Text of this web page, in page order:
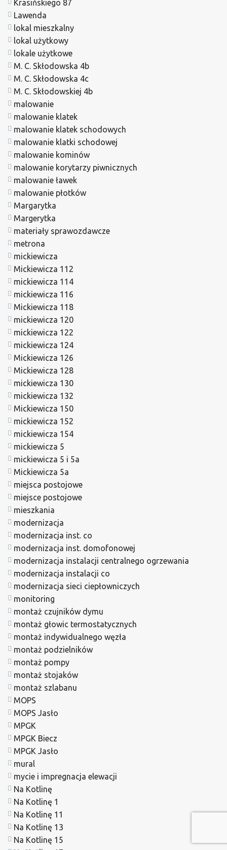
Krasińskiego 87
Lawenda
lokal mieszkalny
lokal użytkowy
lokale użytkowe
M. C. Skłodowska 4b
M. C. Skłodowska 4c
M. C. Skłodowskiej 4b
malowanie
malowanie klatek
malowanie klatek schodowych
malowanie klatki schodowej
malowanie kominów
malowanie korytarzy piwnicznych
malowanie ławek
malowanie płotków
Margarytka
Margerytka
materiały sprawozdawcze
metrona
mickiewicza
Mickiewicza 112
mickiewicza 114
mickiewicza 116
Mickiewicza 118
mickiewicza 120
mickiewicza 122
mickiewicza 124
Mickiewicza 126
Mickiewicza 128
mickiewicza 130
mickiewicza 132
Mickiewicza 150
mickiewicza 152
mickiewicza 154
mickiewicza 5
mickiewicza 5 i 5a
Mickiewicza 5a
miejsca postojowe
miejsce postojowe
mieszkania
modernizacja
modernizacja inst. co
modernizacja inst. domofonowej
modernizacja instalacji centralnego ogrzewania
modernizacja instalacji co
modernizacja sieci ciepłowniczych
monitoring
montaż czujników dymu
montaż głowic termostatycznych
montaż indywidualnego węzła
montaż podzielników
montaż pompy
montaż stojaków
montaż szlabanu
MOPS
MOPS Jasło
MPGK
MPGK Biecz
MPGK Jasło
mural
mycie i impregnacja elewacji
Na Kotlinę
Na Kotlinę 1
Na Kotlinę 11
Na Kotlinę 13
Na Kotlinę 15